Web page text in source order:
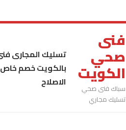
فنى
صحي
الكويت
سباك فنى صحي
تسليك مجاري
تسليك المجارى
بالكويت خصم
الاصلاح